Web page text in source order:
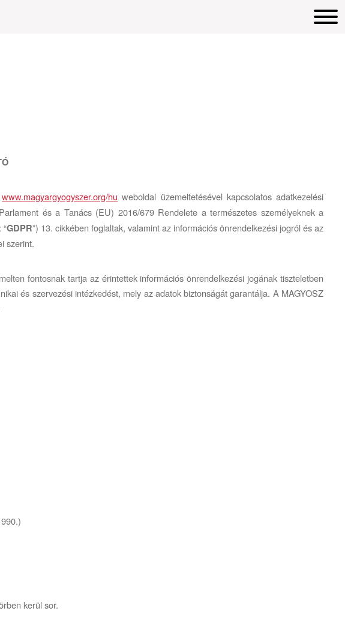
www.magyargyogyszer.org/hu weboldal üzemeltetésével kapcsolatos adatkezelési
és a Tanács (EU) 2016/679 Rendelete a természetes személyeknek a
GDPR”) 13. cikkében foglaltak, valamint az információs önrendelkezési jogról és az
szerint.
fontosnak tartja az érintettek információs önrendelkezési jogának tiszteletben
és szervezési intézkedést, mely az adatok biztonságát garantálja. A MAGYOSZ
kerül sor.